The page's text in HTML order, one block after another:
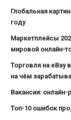
Глобальная
году
Маркетплейсы
мировой онлайн-
Торговля на eBay
на чём
Вакансия: онлайн-
Топ-10 ошибок